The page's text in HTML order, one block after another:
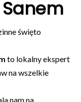
święto
to lokalny ekspert
na wszelkie
nam na